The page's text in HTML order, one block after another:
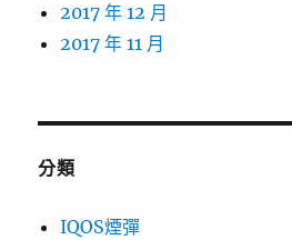
2017 年 12 月
2017 年 11 月
分類
IQOS煙彈